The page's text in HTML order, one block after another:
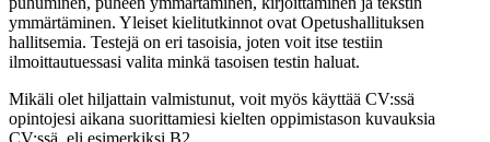
ymmärtäminen. Yleiset kielitutkinnot ovat Opetushallituksen
hallitsemia. Testejä on eri tasoisia, joten voit itse testiin
ilmoittautuessasi valita minkä tasoisen testin haluat.
Mikäli olet hiljattain valmistunut, voit myös käyttää CV:ssä
opintojesi aikana suorittamiesi kielten oppimistason kuvauksia
CV:ssä, eli esimerkiksi B2.